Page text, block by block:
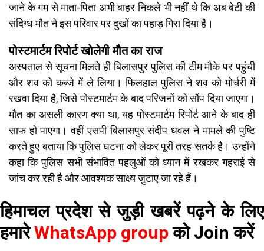
जाने के गम से माता-पिता अभी बाहर निकले भी नहीं थे कि अब बेटी की
संदिग्ध मौत ने इस परिवार पर दुखों का पहाड़ गिरा दिया है।
पोस्टमार्टम रिपोर्ट खोलेगी मौत का राज
अस्पताल से सूचना मिलते ही बिलासपुर पुलिस की टीम मौके पर पहुंची
और शव को कब्जे में ले लिया। फिलहाल पुलिस ने शव को मोर्चरी में
रखवा दिया है, जिसे पोस्टमार्टम के बाद परिजनों को सौंप दिया जाएगा।
मौत का असली कारण क्या था, यह पोस्टमार्टम रिपोर्ट आने के बाद ही
साफ हो पाएगा। वहीं एसपी बिलासपुर संदीप धवल ने मामले की पुष्टि
करते हुए बताया कि पुलिस घटना को लेकर पूरी तरह सतर्क है। उन्होंने
कहा कि पुलिस सभी संभावित पहलुओं को ध्यान में रखकर गहराई से
जांच कर रही है और आवश्यक साक्ष्य जुटाए जा रहे हैं।
हिमाचल प्रदेश से जुड़ी खबरें पढ़ने के लिए
हमारेWhatsApp groupको Join करें